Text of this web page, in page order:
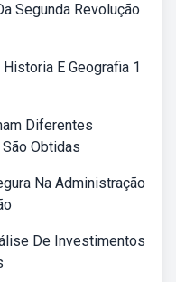
Segunda Revolução
E Geografia 1
Diferentes
Obtidas
Na Administração
De Investimentos